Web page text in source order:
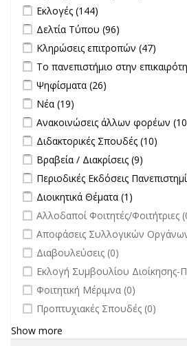
Apply Εκλογές filter
Εκλογές (144)
Apply Δελτία Τύπου filter
Δελτία Τύπου (96)
Apply Κληρώσεις επιτροπών filter
Κληρώσεις επιτροπών (47)
Apply Το πανεπιστήμιο στην
Το πανεπιστήμιο στην
Apply Ψηφίσματα filter
Ψηφίσματα (26)
Apply Νέα filter
Νέα (19)
Apply Ανακοινώσεις άλλων
Ανακοινώσεις άλλων φορέων
Apply Διδακτορικές Σπουδές filter
Διδακτορικές Σπουδές (10)
Apply Βραβεία / Διακρίσεις filter
Βραβεία / Διακρίσεις (9)
Apply Περιοδικές Εκδόσεις
Περιοδικές Εκδόσεις
Apply Διοικητικά Θέματα filter
Διοικητικά Θέματα (1)
undefined
Αλλοδαποί Φοιτητές/Φοιτήτριες
undefined
Αποφάσεις Συλλογικών
undefined
Διαβουλεύσεις (0)
undefined
Εκλογή Συμβουλίου Διοίκησης-
undefined
Φοιτητική Μέριμνα (0)
undefined
Προπτυχιακές Σπουδές (0)
Show more